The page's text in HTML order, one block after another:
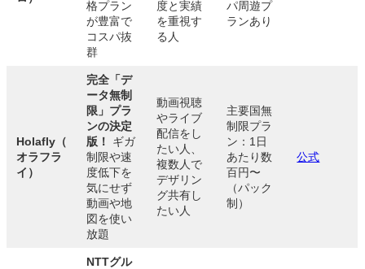
格プラン
が豊富で
コスパ抜
群
度と実績
を重視す
る人
パ周遊プ
ランあり
Holafly（
オラフラ
イ）
完全「デ
ータ無制
限」プラ
ンの決定
版！
ギガ
制限や速
度低下を
気にせず
動画や地
図を使い
放題
動画視聴
やライブ
配信をし
たい人、
複数人で
デザリン
グ共有し
たい人
主要国無
制限プラ
ン：1日
あたり数
百円〜
（パック
制）
公式
NTTグル